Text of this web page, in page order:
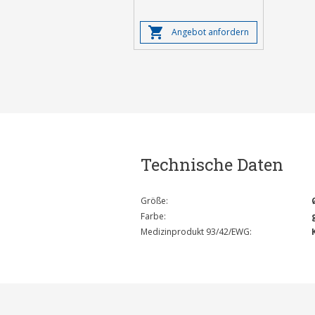
Angebot anfordern
Technische Daten
Größe:
Farbe:
Medizinprodukt 93/42/EWG: